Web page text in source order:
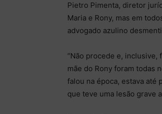
Pietro Pimenta, diretor
Maria e Rony, mas em
advogado azulino
“Não procede e,
mãe do Rony foram todas
falou na época, estava até
que teve uma lesão grave